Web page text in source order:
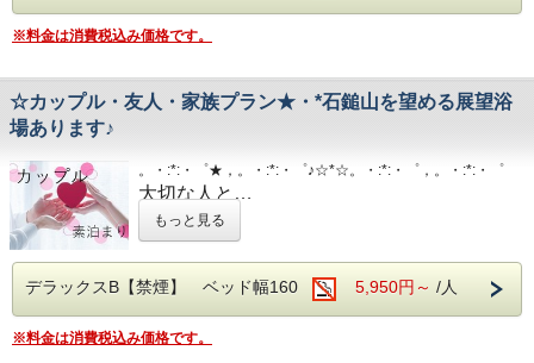
■JR伊予西条駅より徒歩1分の好立地
隣がコンビニ、石鎚へのバスも真正面バス停から出ています
1日１台税込300円 ※バス・トラックは事前予約をお願いし
■焼き立てパンや産直市から取り寄せた地元野菜の和洋バイ
キング(定価：￥1320（税込）)
朝食付きプランでご予約いただくとお得にお召し上がりいた
だけます
■室内設備(全部屋１４平米以上)
・シモンズ社製デュベスタイルロング＆ワイドベッドで快適
な寝心地
・43型壁掛けテレビ、全室加湿機能付き空気清浄機、今治
タオル、各部屋Wi-Fi
※料金は消費税込み価格です。
☆カップル・友人・家族プラン★・*石鎚山を望める展望浴
場あります♪
。・:*:・゜★，。・:*:・゜♪☆*☆。・:*:・゜，。・:*:・゜
大切な人と…
ご夫婦で…
ちょっと遠出をしてみませんか♪
もっと見る
デラックスB【禁煙】 ベッド幅160 5,950円～ /人
※料金は消費税込み価格です。